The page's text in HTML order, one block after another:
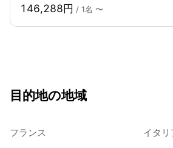
146,288円 / 1名 〜
目的地の地域
フランス イタリ